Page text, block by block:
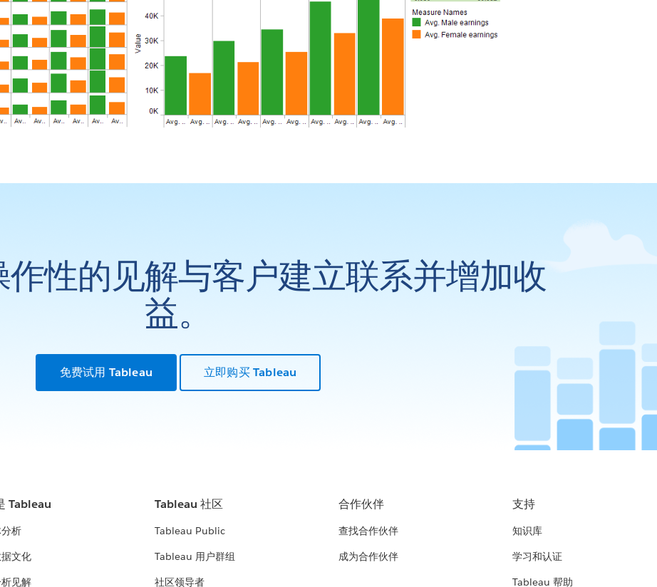
性的见解与客户建立联系并增加收
益。
免费试用 Tableau 立即购买 Tableau
Tableau
析
文化
见解
Tableau 社区
Tableau Public
Tableau 用户群组
社区领导者
合作伙伴
查找合作伙伴
成为合作伙伴
支持
知识库
学习和认证
Tableau 帮助